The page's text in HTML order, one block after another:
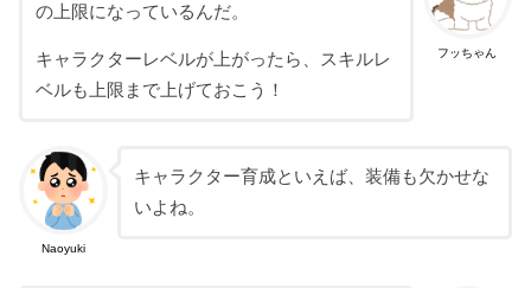
フッちゃん
の上限になっているんだ。
キャラクターレベルが上がったら、スキルレ
ベルも上限まで上げておこう！
Naoyuki
キャラクター育成といえば、装備も欠かせな
いよね。